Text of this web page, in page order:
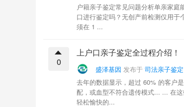
户籍亲子鉴定常见问题分析单亲家
口进行鉴定吗？‌无创产前检测仅用
须在 1 ...
0
上户口亲子鉴定全过程介绍！
盛泽基因 发布于 司法亲子鉴定
去年的数据显示，超过 60% 的客户
配，或血型不符合遗传模式... ... 在
轻松愉快的...